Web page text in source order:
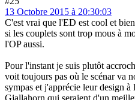
13 Octobre 2015 à 20:30:03
C'est vrai que l'ED est cool et
si les couplets sont trop mous à
l'OP aussi.
Pour l'instant je suis plutôt
voit toujours pas où le scénar va
sympas et j'apprécie leur design à
Gjallahorn qui seraient d'un